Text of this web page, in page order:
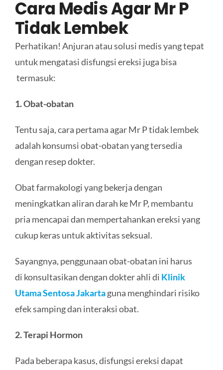
Cara Medis Agar Mr P
Tidak Lembek
Perhatikan! Anjuran atau solusi medis yang tepat
untuk mengatasi disfungsi ereksi juga bisa
termasuk:
1. Obat-obatan
Tentu saja, cara pertama agar Mr P tidak lembek
adalah konsumsi obat-obatan yang tersedia
dengan resep dokter.
Obat farmakologi yang bekerja dengan
meningkatkan aliran darah ke Mr P, membantu
pria mencapai dan mempertahankan ereksi yang
cukup keras untuk aktivitas seksual.
Sayangnya, penggunaan obat-obatan ini harus
di konsultasikan dengan dokter ahli di Klinik
Utama Sentosa Jakartaguna menghindari risiko
efek samping dan interaksi obat.
2. Terapi Hormon
Pada beberapa kasus, disfungsi ereksi dapat